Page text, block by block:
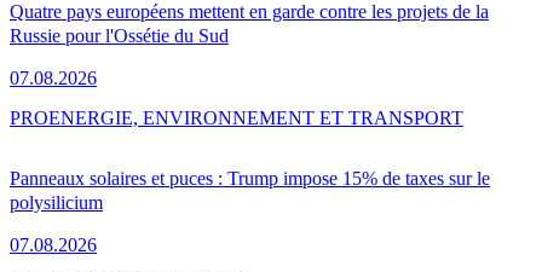
Quatre pays européens mettent en garde contre les projets de la
Russie pour l'Ossétie du Sud
07.08.2026
Panneaux solaires et puces : Trump impose 15% de taxes sur le
polysilicium
07.08.2026
PROENERGIE, ENVIRONNEMENT ET TRANSPORT